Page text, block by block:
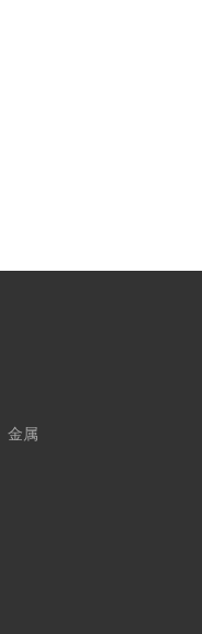
金属